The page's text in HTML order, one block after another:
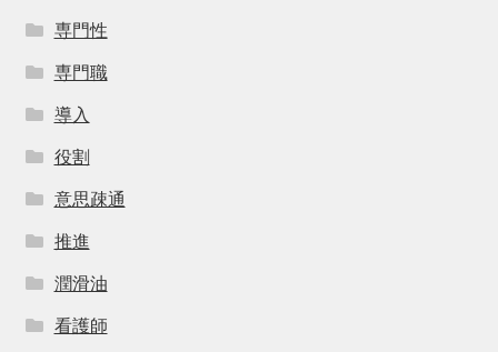
専門性
専門職
導入
役割
意思疎通
推進
潤滑油
看護師